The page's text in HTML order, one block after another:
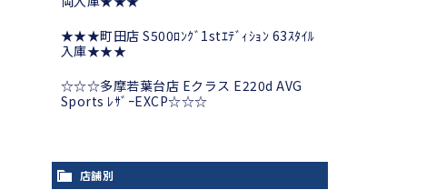
★★★町田店 S500ﾛﾝｸﾞ1stｴﾃﾞｨｼｮﾝ 63ｽﾀｲﾙ
入庫★★★
☆☆☆多摩若葉台店 Eクラス E220d AVG
Sports ﾚｻﾞｰEXCP☆☆☆
店舗別